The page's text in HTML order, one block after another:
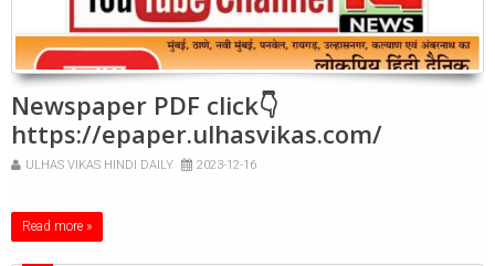
Newspaper PDF click👇
https://epaper.ulhasvikas.com/
ULHAS VIKAS HINDI DAILY 2023-12-16
Read more »